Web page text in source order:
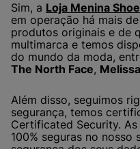
Sim, a Loja Menina
em operação há mais
produtos originais e de
multimarca e temos
do mundo da moda,
The North Face, Melissa
Além disso, seguimos
segurança, temos
Certificated Security.
100% seguras no nosso